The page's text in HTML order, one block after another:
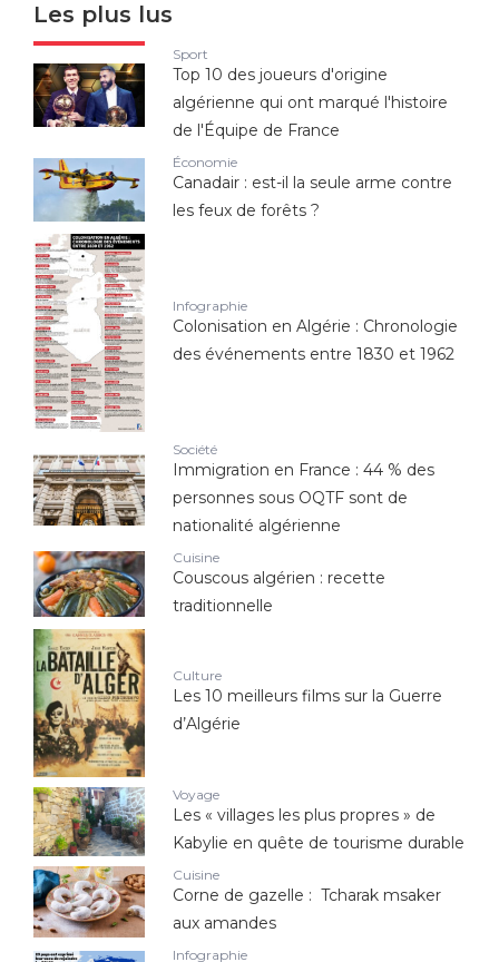
Les plus lus
Sport
Top 10 des joueurs d'origine
algérienne qui ont marqué l'histoire
de l'Équipe de France
Économie
Canadair : est-il la seule arme contre
les feux de forêts ?
Infographie
Colonisation en Algérie : Chronologie
des événements entre 1830 et 1962
Société
Immigration en France : 44 % des
personnes sous OQTF sont de
nationalité algérienne
Cuisine
Couscous algérien : recette
traditionnelle
Culture
Les 10 meilleurs films sur la Guerre
d’Algérie
Voyage
Les « villages les plus propres » de
Kabylie en quête de tourisme durable
Cuisine
Corne de gazelle : Tcharak msaker
aux amandes
Infographie